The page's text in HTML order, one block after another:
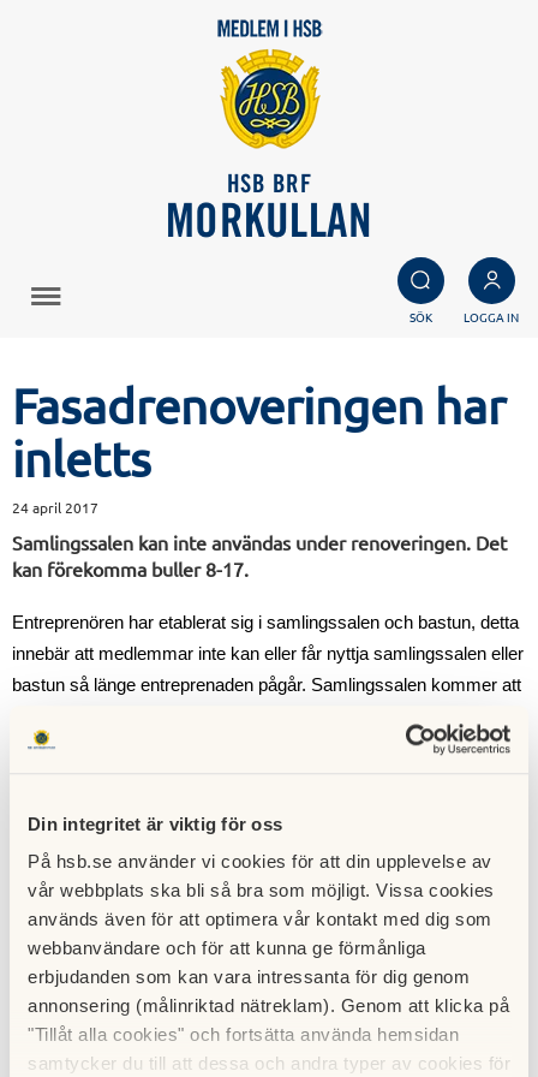
Din integritet är viktig för oss
På hsb.se använder vi cookies för att din upplevelse av
vår webbplats ska bli så bra som möjligt. Vissa cookies
används även för att optimera vår kontakt med dig som
webbanvändare och för att kunna ge förmånliga
erbjudanden som kan vara intressanta för dig genom
annonsering (målinriktad nätreklam). Genom att klicka på
"Tillåt alla cookies" och fortsätta använda hemsidan
samtycker du till att dessa och andra typer av cookies för
HSB BRF
MORKULLAN
SÖK LOGGA IN
Fasadrenoveringen har
inletts
24 april 2017
Samlingssalen kan inte användas under renoveringen. Det
kan förekomma buller 8-17.
Entreprenören har etablerat sig i samlingssalen och bastun, detta
innebär att medlemmar inte kan eller får nyttja samlingssalen eller
bastun så länge entreprenaden pågår. Samlingssalen kommer att
föreningens medlemmar skall respektera detta.
gaveln mot Frejgatan, och ställningar kommer att byggas upp där
under vecka 18. Ställningarna beräknas vara uppe fram till
semestern, om allt går som det ska. Under semestern kommer
fasaden i valvet att göras och efter semestern kommer fasaden
som vetter mot Valhallavägen att göras.
Styrelsen uppmanar de som har fönster på fasaden som
renoveras att se till att de är ordentligt stängda.